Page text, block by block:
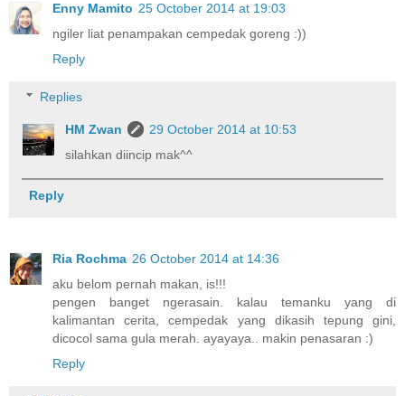
Enny Mamito 25 October 2014 at 19:03
ngiler liat penampakan cempedak goreng :))
Reply
Replies
HM Zwan
29 October 2014 at 10:53
silahkan diincip mak^^
Reply
Ria Rochma 26 October 2014 at 14:36
aku belom pernah makan, is!!!
pengen banget ngerasain. kalau temanku yang di
kalimantan cerita, cempedak yang dikasih tepung gini,
dicocol sama gula merah. ayayaya.. makin penasaran :)
Reply